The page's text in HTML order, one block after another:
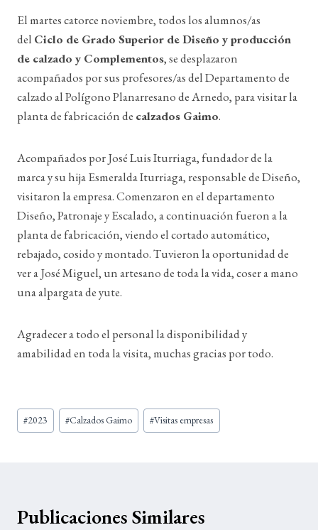
El martes catorce noviembre, todos los alumnos/as
del Ciclo de Grado Superior de Diseño y producción
de calzado y Complementos, se desplazaron
acompañados por sus profesores/as del Departamento de
calzado al Polígono Planarresano de Arnedo, para visitar la
planta de fabricación de calzados Gaimo.
Acompañados por José Luis Iturriaga, fundador de la
marca y su hija Esmeralda Iturriaga, responsable de Diseño,
visitaron la empresa. Comenzaron en el departamento
Diseño, Patronaje y Escalado, a continuación fueron a la
planta de fabricación, viendo el cortado automático,
rebajado, cosido y montado. Tuvieron la oportunidad de
ver a José Miguel, un artesano de toda la vida, coser a mano
una alpargata de yute.
Agradecer a todo el personal la disponibilidad y
amabilidad en toda la visita, muchas gracias por todo.
Etiquetas
de
#2023 #Calzados Gaimo #Visitas empresas
Publicaciones Similares